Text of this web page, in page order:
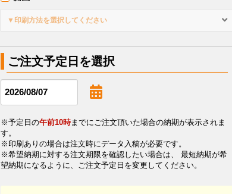
▼印刷方法を選択してください
ご注文予定日を選択
※予定日の午前10時までにご注文頂いた場合の納期が表示されま
す。
※印刷ありの場合は注文時にデータ入稿が必要です。
※希望納期に対する注文期限を確認したい場合は、 最短納期が希
望納期になるように、ご注文予定日を変更してください。